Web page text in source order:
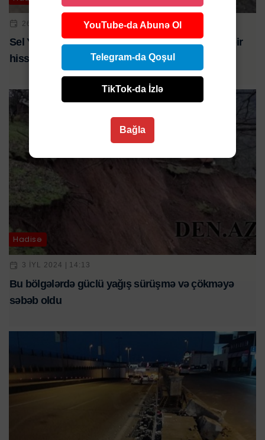
26 AVQ 2023 | 16:32
Sel Yardımlı-Deman-Arvana avtomobil yolunun bir
hissəsini sıradan çıxardı
Hadisə
3 IYL 2024 | 14:13
Bu bölgələrdə güclü yağış sürüşmə və çökməyə
səbəb oldu
YouTube-da Abunə Ol
Telegram-da Qoşul
TikTok-da İzlə
Bağla